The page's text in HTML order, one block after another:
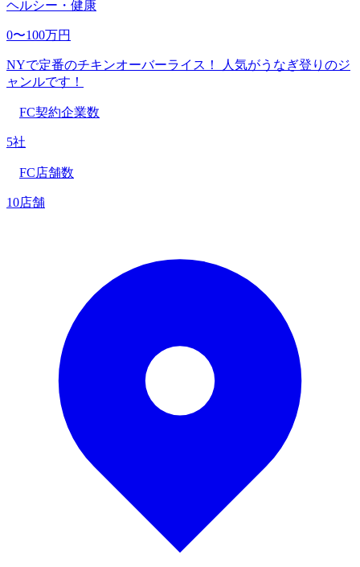
ヘルシー・健康
0〜100万円
NYで定番のチキンオーバーライス！ 人気がうなぎ登りのジ
ャンルです！
FC契約企業数
5社
FC店舗数
10店舗